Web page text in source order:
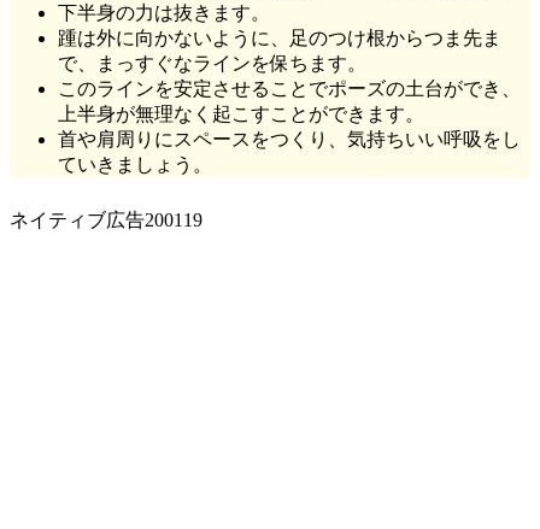
下半身の力は抜きます。
踵は外に向かないように、足のつけ根からつま先ま
で、まっすぐなラインを保ちます。
このラインを安定させることでポーズの土台ができ、
上半身が無理なく起こすことができます。
首や肩周りにスペースをつくり、気持ちいい呼吸をし
ていきましょう。
ネイティブ広告200119